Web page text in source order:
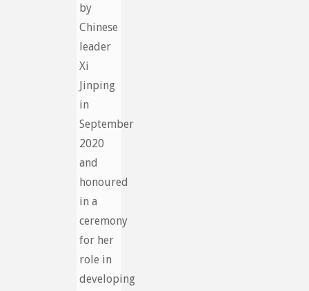
by
Chinese
leader
Xi
Jinping
in
September
2020
and
honoured
in a
ceremony
for her
role in
developing